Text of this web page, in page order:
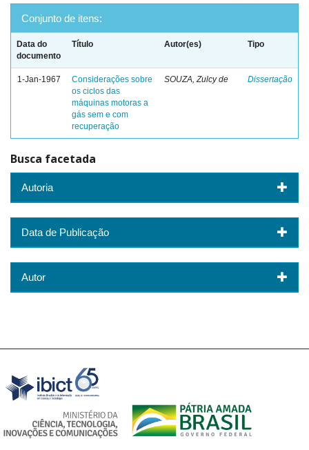
Conjunto de itens:
Data do
documento
Título Autor(es) Tipo
1-Jan-1967
Considerações sobre
os ciclos das
máquinas motoras a
gás sem e com
recuperação
SOUZA, Zulcy de Dissertação
Busca facetada
Autoria
Data de Publicação
Autor